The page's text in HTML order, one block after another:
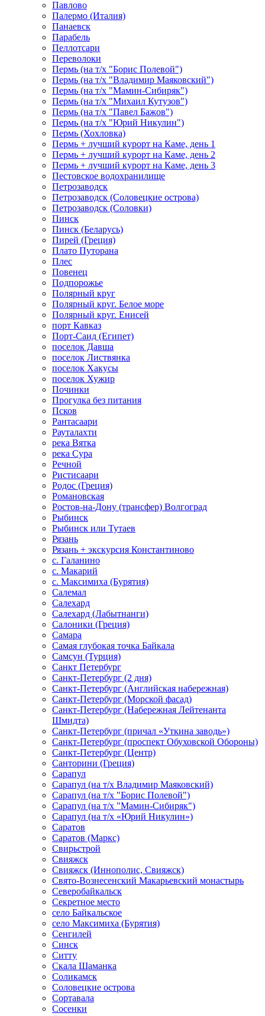
Павлово
Палермо (Италия)
Панаевск
Парабель
Пеллотсари
Переволоки
Пермь (на т/х "Борис Полевой")
Пермь (на т/х "Владимир Маяковский")
Пермь (на т/х "Мамин-Сибиряк")
Пермь (на т/х "Михаил Кутузов")
Пермь (на т/х "Павел Бажов")
Пермь (на т/х "Юрий Никулин")
Пермь (Хохловка)
Пермь + лучший курорт на Каме, день 1
Пермь + лучший курорт на Каме, день 2
Пермь + лучший курорт на Каме, день 3
Пестовское водохранилище
Петрозаводск
Петрозаводск (Соловецкие острова)
Петрозаводск (Соловки)
Пинск
Пинск (Беларусь)
Пирей (Греция)
Плато Путорана
Плес
Повенец
Подпорожье
Полярный круг
Полярный круг. Белое море
Полярный круг. Енисей
порт Кавказ
Порт-Саид (Египет)
поселок Давша
поселок Листвянка
поселок Хакусы
поселок Хужир
Починки
Прогулка без питания
Псков
Рантасаари
Рауталахти
река Вятка
река Сура
Речной
Ристисаари
Родос (Греция)
Романовская
Ростов-на-Дону (трансфер) Волгоград
Рыбинск
Рыбинск или Тутаев
Рязань
Рязань + экскурсия Константиново
с. Галанино
с. Макарий
с. Максимиха (Бурятия)
Салемал
Салехард
Салехард (Лабытнанги)
Салоники (Греция)
Самара
Самая глубокая точка Байкала
Самсун (Турция)
Санкт Петербург
Санкт-Петербург (2 дня)
Санкт-Петербург (Английская набережная)
Санкт-Петербург (Морской фасад)
Санкт-Петербург (Набережная Лейтенанта
Шмидта)
Санкт-Петербург (причал «Уткина заводь»)
Санкт-Петербург (проспект Обуховской Обороны)
Санкт-Петербург (Центр)
Санторини (Греция)
Сарапул
Сарапул (на т/х Владимир Маяковский)
Сарапул (на т/х "Борис Полевой")
Сарапул (на т/х "Мамин-Сибиряк")
Сарапул (на т/х «Юрий Никулин»)
Саратов
Саратов (Маркс)
Свирьстрой
Свияжск
Свияжск (Иннополис, Свияжск)
Свято-Вознесенский Макарьевский монастырь
Северобайкальск
Секретное место
село Байкальское
село Максимиха (Бурятия)
Сенгилей
Синск
Ситту
Скала Шаманка
Соликамск
Соловецкие острова
Сортавала
Сосенки